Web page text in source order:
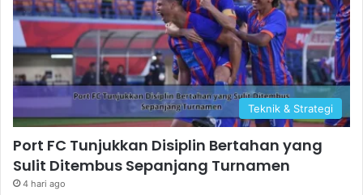
Teknik & Strategi
Port FC Tunjukkan Disiplin Bertahan yang
Sulit Ditembus Sepanjang Turnamen
4 hari ago